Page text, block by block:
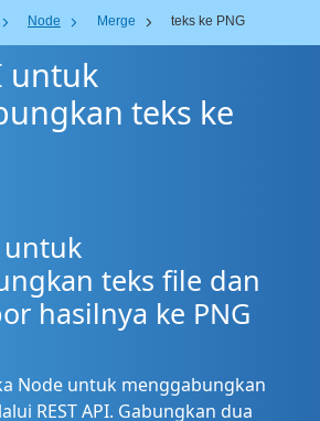
Node Merge teks ke PNG
untuk
teks ke
untuk
teks file dan
hasilnya ke PNG
Node untuk menggabungkan
REST API. Gabungkan dua